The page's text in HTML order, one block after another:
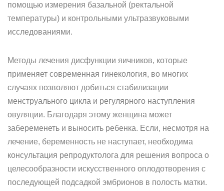
помощью измерения базальной (ректальной
температуры) и контрольными ультразвуковыми
исследованиями.
Методы лечения дисфункции яичников, которые
применяет современная гинекология, во многих
случаях позволяют добиться стабилизации
менструального цикла и регулярного наступления
овуляции. Благодаря этому женщина может
забеременеть и выносить ребенка. Если, несмотря на
лечение, беременность не наступает, необходима
консультация репродуктолога для решения вопроса о
целесообразности искусственного оплодотворения с
последующей подсадкой эмбрионов в полость матки.